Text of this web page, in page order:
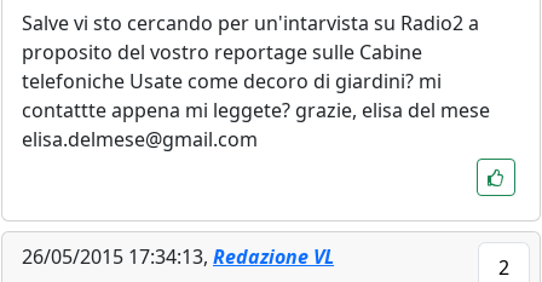
Salve vi sto cercando per un'intarvista su Radio2 a
proposito del vostro reportage sulle Cabine
telefoniche Usate come decoro di giardini? mi
contattte appena mi leggete? grazie, elisa del mese
elisa.delmese@gmail.com
26/05/2015 17:34:13, Redazione VL 2